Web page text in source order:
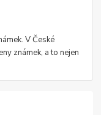
V České
známek, a to nejen